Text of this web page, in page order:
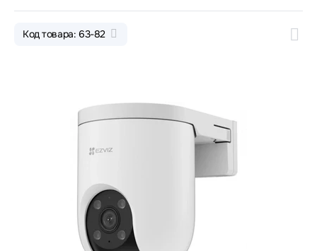
Код товара: 63-82